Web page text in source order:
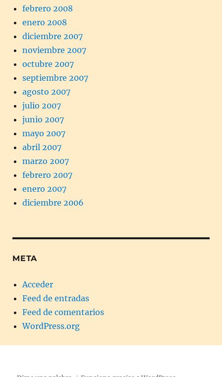
febrero 2008
enero 2008
diciembre 2007
noviembre 2007
octubre 2007
septiembre 2007
agosto 2007
julio 2007
junio 2007
mayo 2007
abril 2007
marzo 2007
febrero 2007
enero 2007
diciembre 2006
META
Acceder
Feed de entradas
Feed de comentarios
WordPress.org